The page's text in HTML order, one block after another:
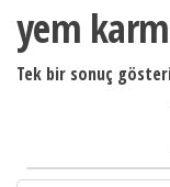
yem
Tek bir sonuç